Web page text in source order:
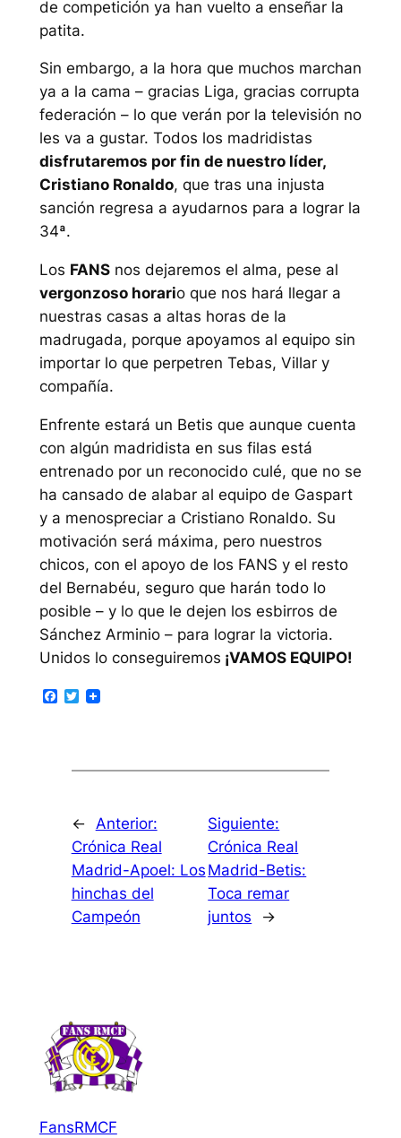
de competición ya han vuelto a enseñar la
patita.
Sin embargo, a la hora que muchos marchan
ya a la cama – gracias Liga, gracias corrupta
federación – lo que verán por la televisión no
les va a gustar. Todos los madridistas
disfrutaremos por fin de nuestro líder,
Cristiano Ronaldo, que tras una injusta
sanción regresa a ayudarnos para a lograr la
34ª.
Los FANSnos dejaremos el alma, pese al
vergonzoso horario que nos hará llegar a
nuestras casas a altas horas de la
madrugada, porque apoyamos al equipo sin
importar lo que perpetren Tebas, Villar y
compañía.
Enfrente estará un Betis que aunque cuenta
con algún madridista en sus filas está
entrenado por un reconocido culé, que no se
ha cansado de alabar al equipo de Gaspart
y a menospreciar a Cristiano Ronaldo. Su
motivación será máxima, pero nuestros
chicos, con el apoyo de los FANS y el resto
del Bernabéu, seguro que harán todo lo
posible – y lo que le dejen los esbirros de
Sánchez Arminio – para lograr la victoria.
Unidos lo conseguiremos ¡VAMOS EQUIPO!
Facebook
Twitter
←
Anterior:
Crónica Real
Madrid-Apoel: Los
hinchas del
Campeón
Siguiente:
Crónica Real
Madrid-Betis:
Toca remar
juntos
→
FansRMCF